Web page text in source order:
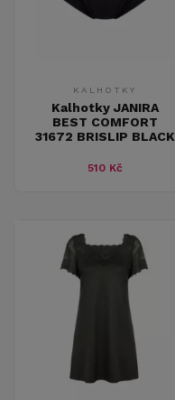
KALHOTKY
Kalhotky JANIRA
BEST COMFORT
31672 BRISLIP BLACK
510 Kč